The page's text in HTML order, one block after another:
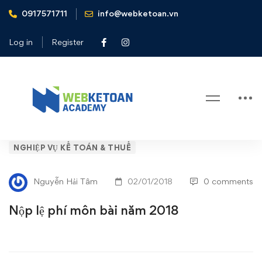
0917571711 info@webketoan.vn
Log in Register
Home
Nghiệp vụ Kế toán & Thuế
Nộp
lệ
phí
NGHIỆP VỤ KẾ TOÁN & THUẾ
Nguyễn Hải Tâm 02/01/2018 0 comments
Nộp lệ phí môn bài năm 2018